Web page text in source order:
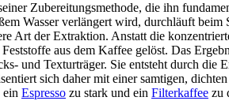
Zubereitungsmethode, die ihn
Wasser verlängert wird, durchläuft
Art der Extraktion. Anstatt die
aus dem Kaffee gelöst. Das
und Texturträger. Sie entsteht durch
sich daher mit einer samtigen,
ein Espresso zu stark und ein Filterkaffee zu